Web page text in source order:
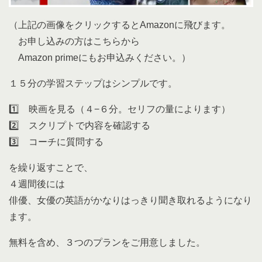
（上記の画像をクリックするとAmazonに飛びます。
お申し込みの方はこちらから
Amazon primeにもお申込みください。）
１５分の学習ステップはシンプルです。
1️⃣ 映画を見る（４−６分。セリフの量によります）
2️⃣ スクリプトで内容を確認する
3️⃣ コーチに質問する
を繰り返すことで、
４週間後には
俳優、女優の英語がかなりはっきり聞き取れるようになり
ます。
無料を含め、３つのプランをご用意しました。